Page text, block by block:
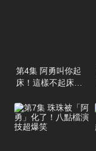
第4集 阿勇叫你起
床！這樣不起床也